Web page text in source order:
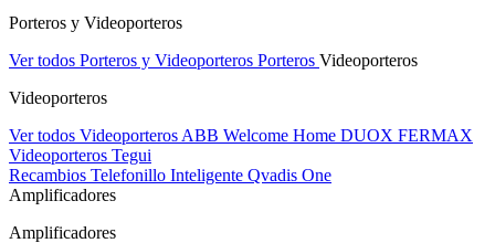
Porteros y Videoporteros
Ver todos Porteros y Videoporteros Porteros Videoporteros
Videoporteros
Ver todos Videoporteros ABB Welcome Home DUOX FERMAX
Videoporteros Tegui
Recambios Telefonillo Inteligente Qvadis One
Amplificadores
Amplificadores